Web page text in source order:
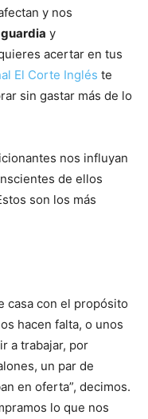
y nos
y
acertar en tus
El Corte Inglés te
sin gastar más de lo
nos influyan
de ellos
son los más
casa con el propósito
hacen falta, o unos
a trabajar, por
un par de
en oferta”, decimos.
lo que nos